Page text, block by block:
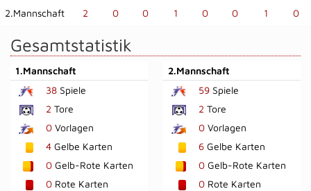
2.Mannschaft
2 0 0 1 0 0 1 0
Gesamtstatistik
1.Mannschaft
38 Spiele
2 Tore
0 Vorlagen
4 Gelbe Karten
0 Gelb-Rote Karten
0 Rote Karten
2.Mannschaft
59Spiele
2 Tore
0Vorlagen
6Gelbe Karten
0Gelb-Rote Karten
0Rote Karten